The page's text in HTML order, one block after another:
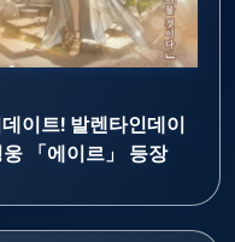
이트! 발렌타인데이
「에이르」 등장